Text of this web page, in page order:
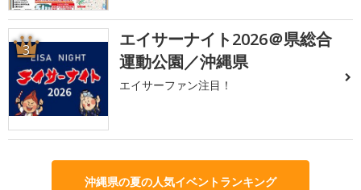
3
エイサーナイト2026＠県総合
運動公園／沖縄県
エイサーファン注目！
沖縄県の夏の人気イベントランキング